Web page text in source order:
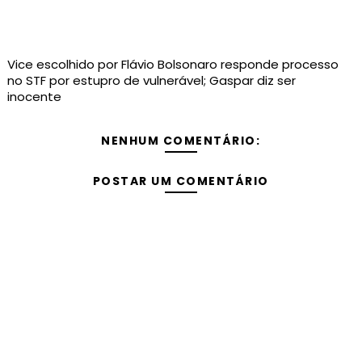
Vice escolhido por Flávio Bolsonaro responde processo
no STF por estupro de vulnerável; Gaspar diz ser
inocente
NENHUM COMENTÁRIO:
POSTAR UM COMENTÁRIO